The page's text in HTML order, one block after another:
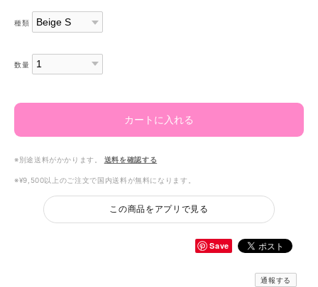
種類
数量
カートに入れる
※別途送料がかかります。 送料を確認する
※¥9,500以上のご注文で国内送料が無料になります。
この商品をアプリで見る
Save
通報する